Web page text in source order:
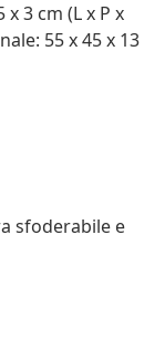
3 cm (L x P x
55 x 45 x 13
sfoderabile e